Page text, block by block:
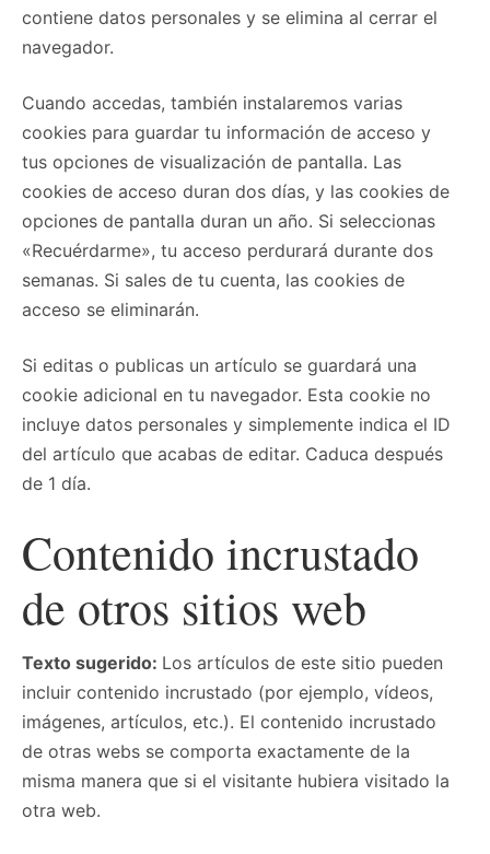
contiene datos personales y se elimina al cerrar el
navegador.
Cuando accedas, también instalaremos varias
cookies para guardar tu información de acceso y
tus opciones de visualización de pantalla. Las
cookies de acceso duran dos días, y las cookies de
opciones de pantalla duran un año. Si seleccionas
«Recuérdarme», tu acceso perdurará durante dos
semanas. Si sales de tu cuenta, las cookies de
acceso se eliminarán.
Si editas o publicas un artículo se guardará una
cookie adicional en tu navegador. Esta cookie no
incluye datos personales y simplemente indica el ID
del artículo que acabas de editar. Caduca después
de 1 día.
Contenido incrustado
de otros sitios web
Texto sugerido: Los artículos de este sitio pueden
incluir contenido incrustado (por ejemplo, vídeos,
imágenes, artículos, etc.). El contenido incrustado
de otras webs se comporta exactamente de la
misma manera que si el visitante hubiera visitado la
otra web.